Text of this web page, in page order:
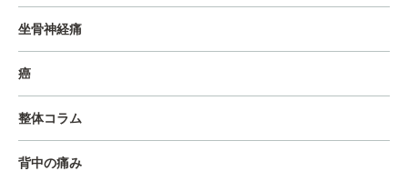
坐骨神経痛
癌
整体コラム
背中の痛み